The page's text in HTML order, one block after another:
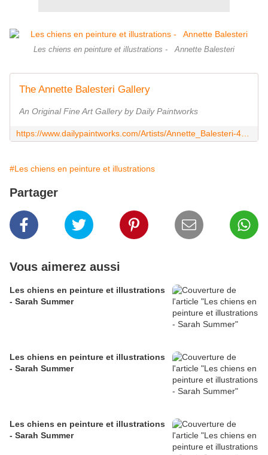
Les chiens en peinture et illustrations - Annette Balesteri
The Annette Balesteri Gallery
An Original Fine Art Gallery by Daily Paintworks
#Les chiens en peinture et illustrations
Partager
Vous aimerez aussi
Les chiens en peinture et illustrations
- Sarah Summer
Les chiens en peinture et illustrations
- Sarah Summer
Les chiens en peinture et illustrations
- Sarah Summer